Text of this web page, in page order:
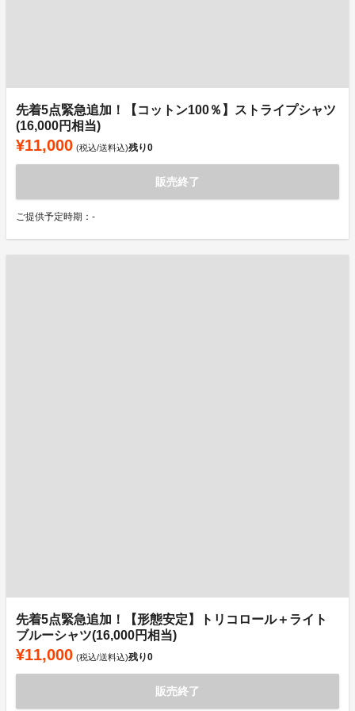
先着5点緊急追加！【コットン100％】ストライプシャツ
(16,000円相当)
¥11,000 (税込/送料込)残り0
販売終了
ご提供予定時期：-
先着5点緊急追加！【形態安定】トリコロール＋ライト
ブルーシャツ(16,000円相当)
¥11,000 (税込/送料込)残り0
販売終了